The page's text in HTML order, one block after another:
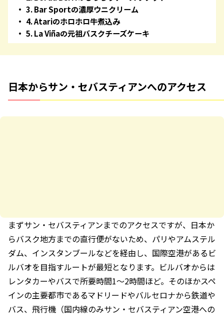
3. Bar Sportの濃厚ウニクリーム
4. Atariのホロホロ牛煮込み
5. La Viñaの元祖バスクチーズケーキ
日本からサン・セバスティアンへのアクセス
まずサン・セバスティアンまでのアクセスですが、日本か
らバスク地方までの直行便がないため、パリやアムステル
ダム、インスタンブールなどを経由し、国際空港があるビ
ルバオを目指すルートが最短となります。ビルバオからは
レンタカーやバスで所要時間1〜2時間ほど。そのほかスペ
インの主要都市であるマドリードやバルセロナから鉄道や
バス、飛行機（国内線のみサン・セバスティアン空港への